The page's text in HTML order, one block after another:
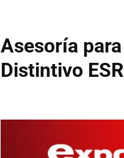
Asesoría para
Distintivo ESR